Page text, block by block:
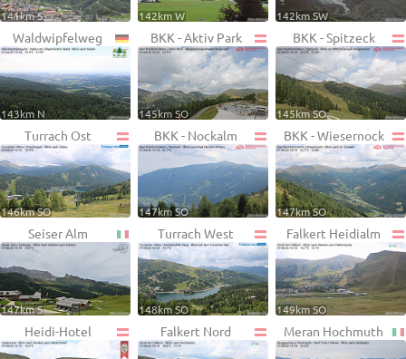
141km S 142km W 142km SW
Waldwipfelweg
143km N
BKK - Aktiv Park
145km SO
BKK - Spitzeck
145km SO
Turrach Ost
146km SO
BKK - Nockalm
147km SO
BKK - Wiesernock
147km SO
Seiser Alm
147km S
Turrach West
148km SO
Falkert Heidialm
149km SO
Heidi-Hotel Falkert Nord Meran Hochmuth